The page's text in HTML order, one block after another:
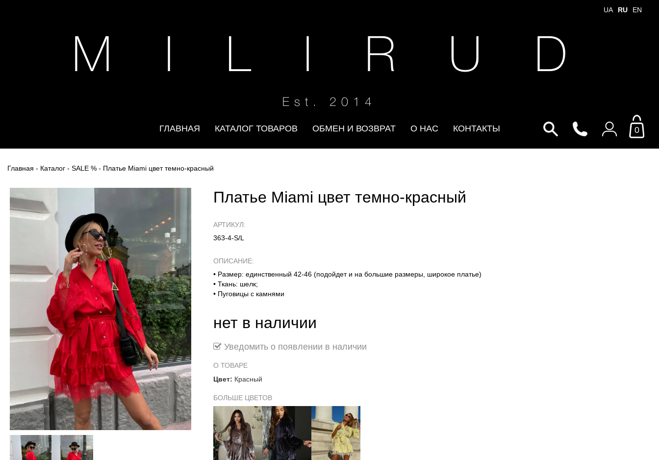
UA RU EN
M I L I R U D
Est. 2014
ГЛАВНАЯ КАТАЛОГ ТОВАРОВ ОБМЕН И ВОЗВРАТ О НАС КОНТАКТЫ 0
Главная - Каталог - SALE % - Платье Miami цвет темно-красный
Платье Miami цвет темно-красный
АРТИКУЛ:
363-4-S/L
ОПИСАНИЕ:
• Размер: единственный 42-46 (подойдет и на большие размеры, широкое платье)
• Ткань: шелк;
• Пуговицы с камнями
нет в наличии
Уведомить о появлении в наличии
О ТОВАРЕ
Цвет: Красный
БОЛЬШЕ ЦВЕТОВ